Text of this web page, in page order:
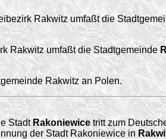
Rakwitz umfaßt die
Rakwitz umfaßt die Stadtgemeinde
Rakwitz an Polen.
Stadt Rakoniewicetritt zum
der Stadt Rakoniewice in